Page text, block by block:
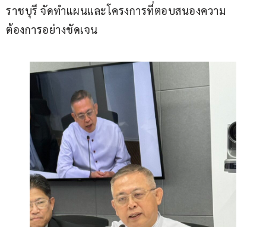
ราชบุรี จัดทำแผนและโครงการที่ตอบสนองความ
ต้องการอย่างชัดเจน